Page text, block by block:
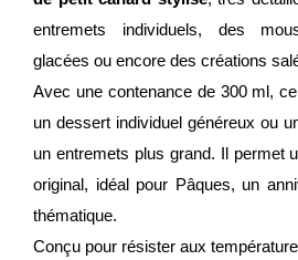
entremets individuels, des
glacées ou encore des créations
Avec une contenance de 300 ml,
un dessert individuel généreux ou
un entremets plus grand. Il permet
original, idéal pour Pâques, un
thématique.
Conçu pour résister aux